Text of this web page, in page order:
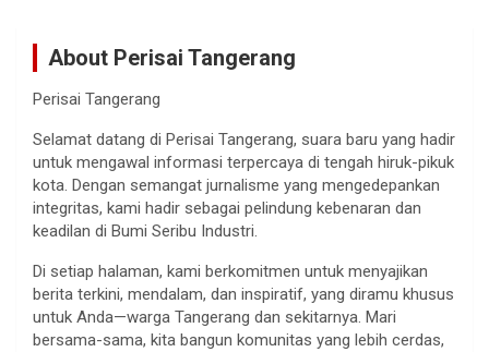
About Perisai Tangerang
Perisai Tangerang
Selamat datang di Perisai Tangerang, suara baru yang hadir
untuk mengawal informasi terpercaya di tengah hiruk-pikuk
kota. Dengan semangat jurnalisme yang mengedepankan
integritas, kami hadir sebagai pelindung kebenaran dan
keadilan di Bumi Seribu Industri.
Di setiap halaman, kami berkomitmen untuk menyajikan
berita terkini, mendalam, dan inspiratif, yang diramu khusus
untuk Anda—warga Tangerang dan sekitarnya. Mari
bersama-sama, kita bangun komunitas yang lebih cerdas,